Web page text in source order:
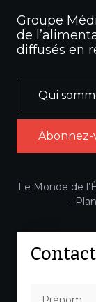
Groupe
de
diffusés en
Qui
Abonnez-
Le Monde de
–
Contact